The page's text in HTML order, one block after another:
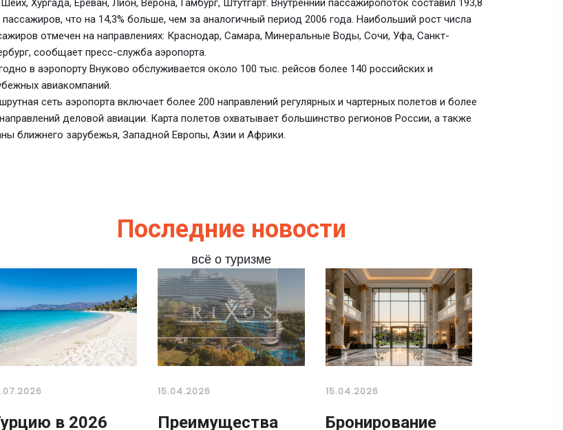
Хургада, Ереван, Лион, Верона, Гамбург, Штутгарт. Внутренний пассажиропоток составил 193,8
пассажиров, что на 14,3% больше, чем за аналогичный период 2006 года. Наибольший рост числа
отмечен на направлениях: Краснодар, Самара, Минеральные Воды, Сочи, Уфа, Санкт-
сообщает пресс-служба аэропорта.
в аэропорту Внуково обслуживается около 100 тыс. рейсов более 140 российских и
авиакомпаний.
сеть аэропорта включает более 200 направлений регулярных и чартерных полетов и более
деловой авиации. Карта полетов охватывает большинство регионов России, а также
ближнего зарубежья, Западной Европы, Азии и Африки.
Последние новости
всё о туризме
в 2026
15.04.2026
Преимущества
15.04.2026
Бронирование